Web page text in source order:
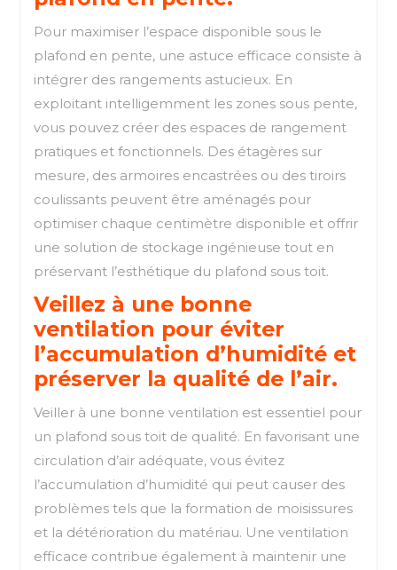
Pour maximiser l’espace disponible sous le
plafond en pente, une astuce efficace consiste à
intégrer des rangements astucieux. En
exploitant intelligemment les zones sous pente,
vous pouvez créer des espaces de rangement
pratiques et fonctionnels. Des étagères sur
mesure, des armoires encastrées ou des tiroirs
coulissants peuvent être aménagés pour
optimiser chaque centimètre disponible et offrir
une solution de stockage ingénieuse tout en
préservant l’esthétique du plafond sous toit.
Veillez à une bonne
ventilation pour éviter
l’accumulation d’humidité et
préserver la qualité de l’air.
Veiller à une bonne ventilation est essentiel pour
un plafond sous toit de qualité. En favorisant une
circulation d’air adéquate, vous évitez
l’accumulation d’humidité qui peut causer des
problèmes tels que la formation de moisissures
et la détérioration du matériau. Une ventilation
efficace contribue également à maintenir une